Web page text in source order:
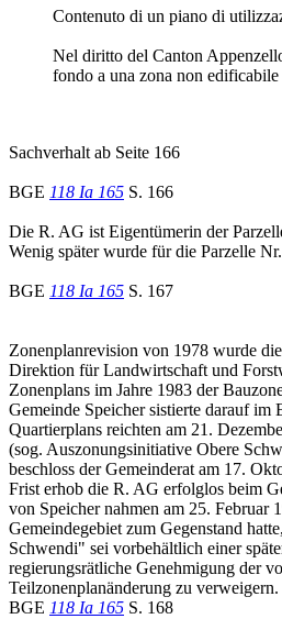
Contenuto di un piano di
Nel diritto del Canton
fondo a una zona non
Sachverhalt ab Seite 166
BGE 118 Ia 165 S. 166
Die R. AG ist Eigentümerin der
Wenig später wurde für die Parzelle
BGE 118 Ia 165 S. 167
Zonenplanrevision von 1978 wurde
Direktion für Landwirtschaft und
Zonenplans im Jahre 1983 der
Gemeinde Speicher sistierte darauf
Quartierplans reichten am 21.
(sog. Auszonungsinitiative Obere
beschloss der Gemeinderat am 17.
Frist erhob die R. AG erfolglos beim
von Speicher nahmen am 25.
Gemeindegebiet zum Gegenstand
Schwendi" sei vorbehältlich einer
regierungsrätliche Genehmigung der
Teilzonenplanänderung zu
BGE 118 Ia 165 S. 168